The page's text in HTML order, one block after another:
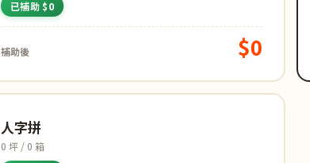
已補助 $0
補助後 $0
人字拼
0 坪 / 0 箱